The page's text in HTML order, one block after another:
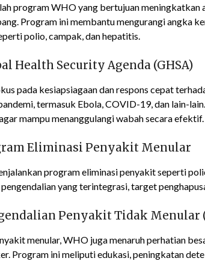
program WHO yang bertujuan meningkatkan
Program ini membantu mengurangi angka
polio, campak, dan hepatitis.
Health Security Agenda (GHSA)
pada kesiapsiagaan dan respons cepat
termasuk Ebola, COVID-19, dan lain-
mampu menanggulangi wabah secara efektif.
Eliminasi Penyakit Menular
program eliminasi penyakit seperti
yang terintegrasi, target
Penyakit Tidak Menular
menular, WHO juga menaruh perhatian
Program ini meliputi edukasi, peningkatan